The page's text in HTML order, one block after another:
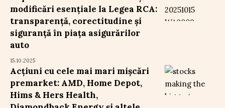
modificări esențiale la Legea RCA:
transparență, corectitudine și
siguranță în piața asigurărilor
auto
15.10.2025
Acțiuni cu cele mai mari mișcări
premarket: AMD, Home Depot,
Hims & Hers Health,